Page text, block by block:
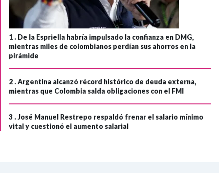
1 . De la Espriella habría impulsado la confianza en DMG,
mientras miles de colombianos perdían sus ahorros en la
pirámide
2 .Argentina alcanzó récord histórico de deuda externa,
mientras que Colombia salda obligaciones con el FMI
3 .José Manuel Restrepo respaldó frenar el salario mínimo
vital y cuestionó el aumento salarial